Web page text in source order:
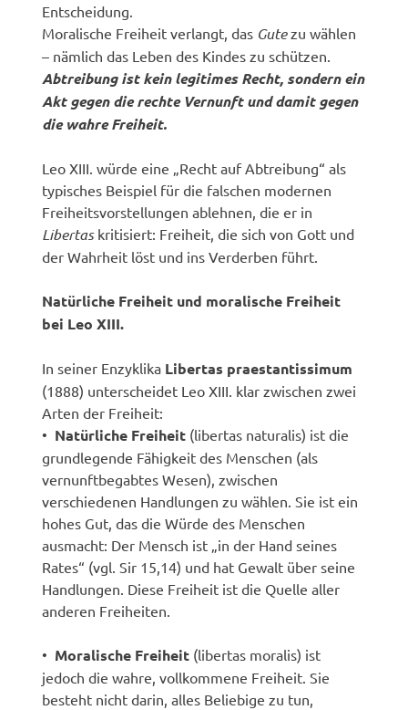
Entscheidung.
Moralische Freiheit verlangt, das Gutezu wählen
– nämlich das Leben des Kindes zu schützen.
Abtreibung ist kein legitimes Recht, sondern ein
Akt gegen die rechte Vernunft und damit gegen
die wahre Freiheit.
Leo XIII. würde eine „Recht auf Abtreibung“ als
typisches Beispiel für die falschen modernen
Freiheitsvorstellungen ablehnen, die er in
Libertaskritisiert: Freiheit, die sich von Gott und
der Wahrheit löst und ins Verderben führt.
Natürliche Freiheit und moralische Freiheit
bei Leo XIII.
In seiner Enzyklika Libertas praestantissimum
(1888) unterscheidet Leo XIII. klar zwischen zwei
Arten der Freiheit:
• Natürliche Freiheit (libertas naturalis) ist die
grundlegende Fähigkeit des Menschen (als
vernunftbegabtes Wesen), zwischen
verschiedenen Handlungen zu wählen. Sie ist ein
hohes Gut, das die Würde des Menschen
ausmacht: Der Mensch ist „in der Hand seines
Rates“ (vgl. Sir 15,14) und hat Gewalt über seine
Handlungen. Diese Freiheit ist die Quelle aller
anderen Freiheiten.
• Moralische Freiheit (libertas moralis) ist
jedoch die wahre, vollkommene Freiheit. Sie
besteht nicht darin, alles Beliebige zu tun,